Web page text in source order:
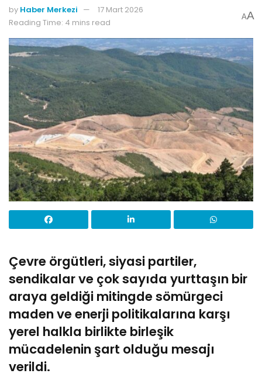
by Haber Merkezi
17 Mart 2026
Reading Time: 4 mins read
AA
Çevre örgütleri, siyasi partiler,
sendikalar ve çok sayıda yurttaşın bir
araya geldiği mitingde sömürgeci
maden ve enerji politikalarına karşı
yerel halkla birlikte birleşik
mücadelenin şart olduğu mesajı
verildi.